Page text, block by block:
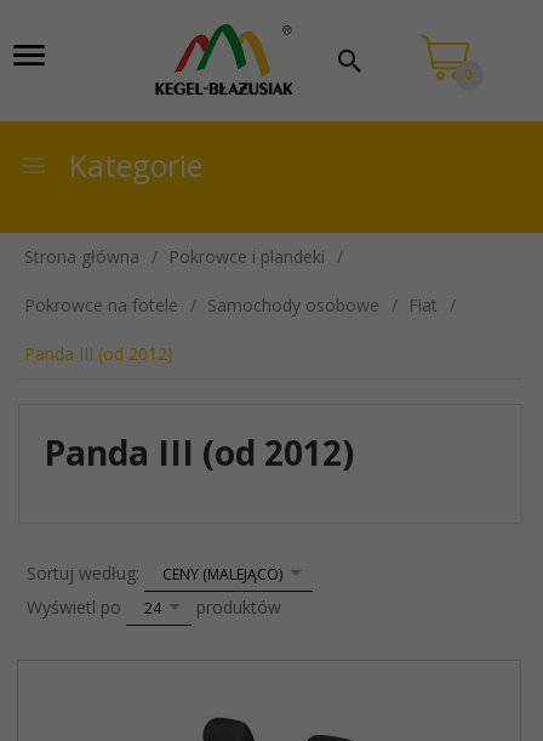
0
Kategorie
Strona główna Pokrowce i plandeki
Pokrowce na fotele Samochody osobowe Fiat
Panda III (od 2012)
Panda III (od 2012)
Sortuj według: sortCENY (MALEJĄCO)
Wyświetl po pop24 produktów